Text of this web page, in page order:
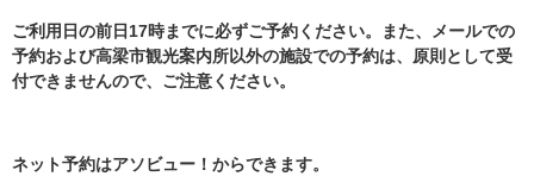
ご利用日の前日17時までに必ずご予約ください。また、メールでの
予約および高梁市観光案内所以外の施設での予約は、原則として受
付できませんので、ご注意ください。
ネット予約はアソビュー！からできます。